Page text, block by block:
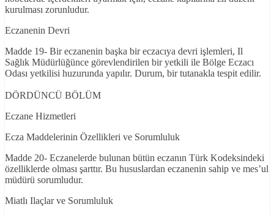
kurulması zorunludur.
Eczanenin Devri
Madde 19- Bir eczanenin başka bir eczacıya devri işlemleri, Il
Sağlık Müdürlüğünce görevlendirilen bir yetkili ile Bölge Eczacı
Odası yetkilisi huzurunda yapılır. Durum, bir tutanakla tespit edilir.
DÖRDÜNCÜ BÖLÜM
Eczane Hizmetleri
Ecza Maddelerinin Özellikleri ve Sorumluluk
Madde 20- Eczanelerde bulunan bütün eczanın Türk Kodeksindeki
özelliklerde olması şarttır. Bu hususlardan eczanenin sahip ve mes’ul
müdürü sorumludur.
Miatlı Ilaçlar ve Sorumluluk